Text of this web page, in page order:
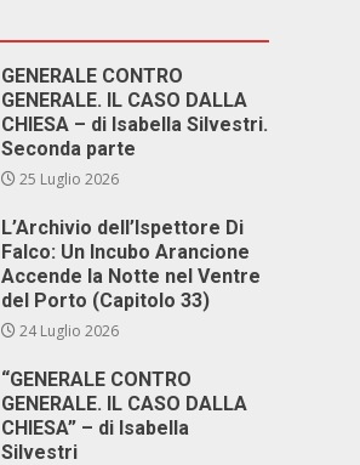
GENERALE CONTRO
GENERALE. IL CASO DALLA
CHIESA – di Isabella Silvestri.
Seconda parte
25 Luglio 2026
L’Archivio dell’Ispettore Di
Falco: Un Incubo Arancione
Accende la Notte nel Ventre
del Porto (Capitolo 33)
24 Luglio 2026
“GENERALE CONTRO
GENERALE. IL CASO DALLA
CHIESA” – di Isabella
Silvestri